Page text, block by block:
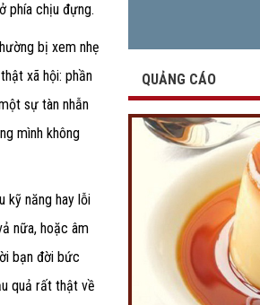
phía chịu đựng.
bị xem nhẹ
xã hội: phần
sự tàn nhẫn
mình không
kỹ năng hay lỗi
nữa, hoặc âm
bạn đời bức
quả rất thật về
QUẢNG CÁO